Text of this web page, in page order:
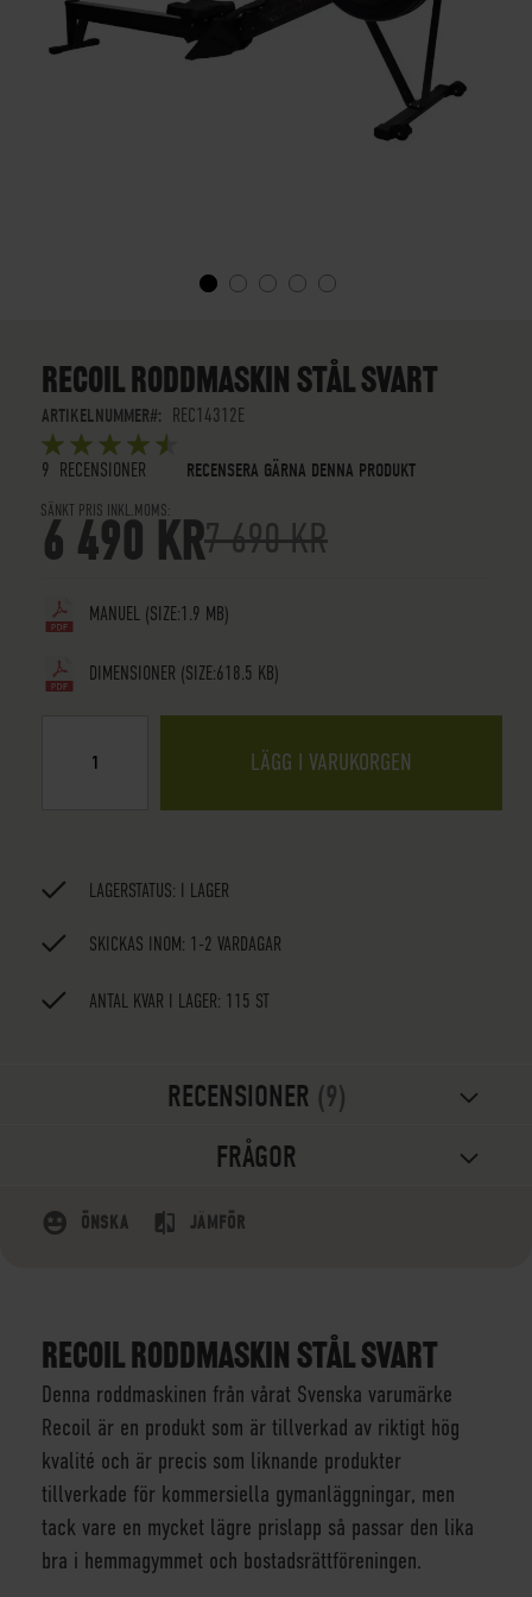
BEGINNING
IMAGES
RECOIL RODDMASKIN STÅL SVART
ARTIKELNUMMER
REC14312E
BETYG:
5OUT OF5
STARS
9 RECENSIONER RECENSERA GÄRNA DENNA PRODUKT
SÄNKT PRIS INKL.MOMS
6 490 KR7 690 KR
MANUEL (SIZE:1.9 MB)
DIMENSIONER (SIZE:618.5 KB)
LÄGG I VARUKORGEN
LAGERSTATUS: I LAGER
SKICKAS INOM: 1-2 VARDAGAR
ANTAL KVAR I LAGER: 115 ST
RECENSIONER 9
FRÅGOR
ÖNSKA JÄMFÖR
RECOIL RODDMASKIN STÅL SVART
Denna roddmaskinen från vårat Svenska varumärke
Recoil är en produkt som är tillverkad av riktigt hög
kvalité och är precis som liknande produkter
tillverkade för kommersiella gymanläggningar, men
tack vare en mycket lägre prislapp så passar den lika
bra i hemmagymmet och bostadsrättföreningen.